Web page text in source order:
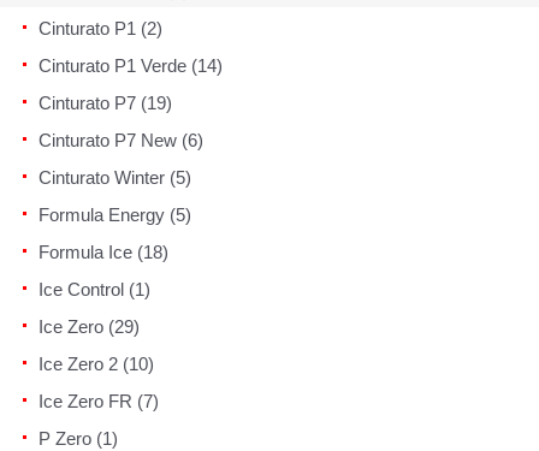
Cinturato P1 (2)
Cinturato P1 Verde (14)
Cinturato P7 (19)
Cinturato P7 New (6)
Cinturato Winter (5)
Formula Energy (5)
Formula Ice (18)
Ice Control (1)
Ice Zero (29)
Ice Zero 2 (10)
Ice Zero FR (7)
P Zero (1)